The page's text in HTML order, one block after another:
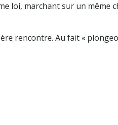
loi, marchant sur un même
rencontre. Au fait «